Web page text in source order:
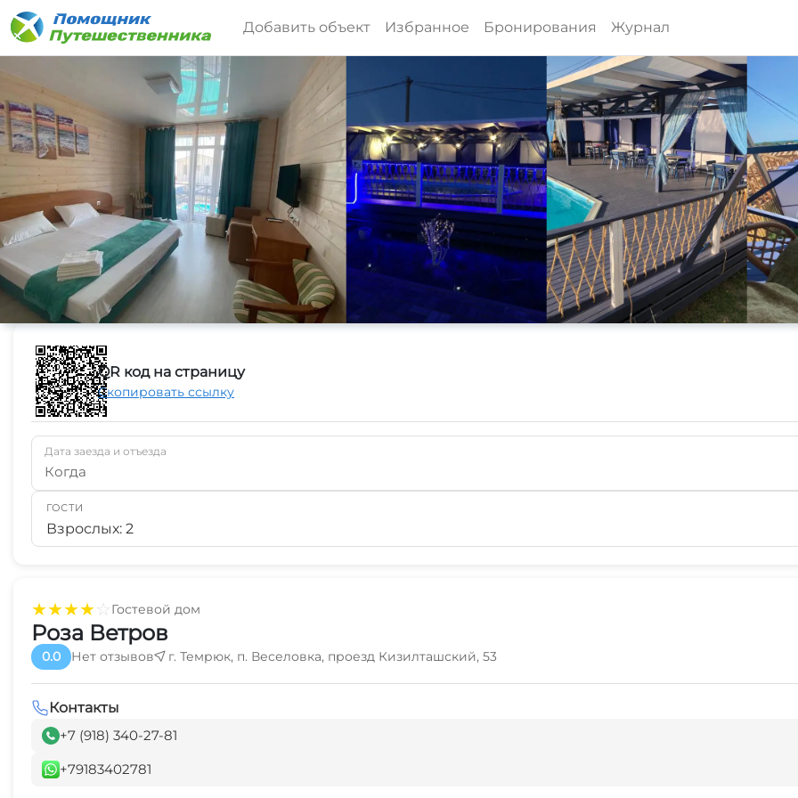
Добавить объект Избранное Бронирования Журнал
★★★★☆Гостевой дом
Роза Ветров
0.0 Нет отзывов г. Темрюк, п. Веселовка, проезд Кизилташский, 53
Контакты
+7 (918) 340-27-81
+79183402781
QR код на страницу
Скопировать ссылку
Дата заезда и отъезда
Когда
ГОСТИ
Взрослых: 2